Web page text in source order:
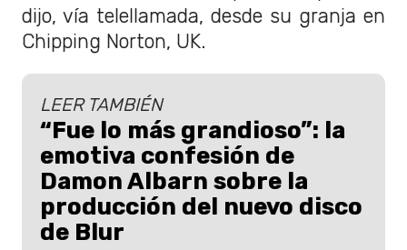
dijo, vía telellamada, desde su granja en
Chipping Norton, UK.
LEER TAMBIÉN
“Fue lo más grandioso”: la
emotiva confesión de
Damon Albarn sobre la
producción del nuevo disco
de Blur